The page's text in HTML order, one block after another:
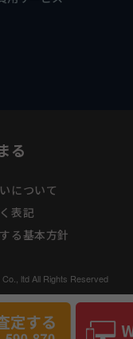
る
について
表記
る基本方針
ltd All Rights Reserved